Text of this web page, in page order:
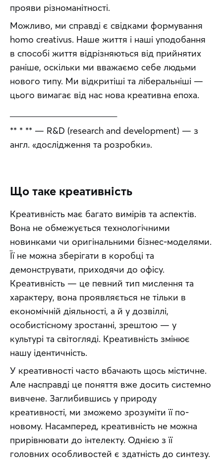
прояви різноманітності.
Можливо, ми справді є свідками формування
homo creativus. Наше життя і наші уподобання
в способі життя відрізняються від прийнятих
раніше, оскільки ми вважаємо себе людьми
нового типу. Ми відкритіші та ліберальніші —
цього вимагає від нас нова креативна епоха.
** * ** — R&D (research and development) — з
англ. «дослідження та розробки».
Що таке креативність
Креативність має багато вимірів та аспектів.
Вона не обмежується технологічними
новинками чи оригінальними бізнес-моделями.
Її не можна зберігати в коробці та
демонструвати, приходячи до офісу.
Креативність — це певний тип мислення та
характеру, вона проявляється не тільки в
економічній діяльності, а й у дозвіллі,
особистісному зростанні, зрештою — у
культурі та світогляді. Креативність змінює
нашу ідентичність.
У креативності часто вбачають щось містичне.
Але насправді це поняття вже досить системно
вивчене. Заглибившись у природу
креативності, ми зможемо зрозуміти її по-
новому. Насамперед, креативність не можна
прирівнювати до інтелекту. Однією з її
головних особливостей є здатність до синтезу.